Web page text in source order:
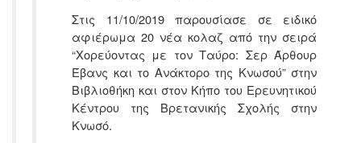
Στις 11/10/2019 παρουσίασε σε ειδικό
αφιέρωμα 20 νέα κολαζ από την σειρά
“Χορεύοντας με τον Ταύρο: Σερ Άρθουρ
Έβανς και το Ανάκτορο της Κνωσού” στην
Βιβλιοθήκη και στον Κήπο του Ερευνητικού
Κέντρου της Βρετανικής Σχολής στην
Κνωσό.